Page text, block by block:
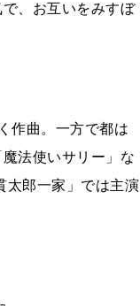
、お互いをみすぼ
作曲。一方で都は
法使いサリー」な
太郎一家」では主演